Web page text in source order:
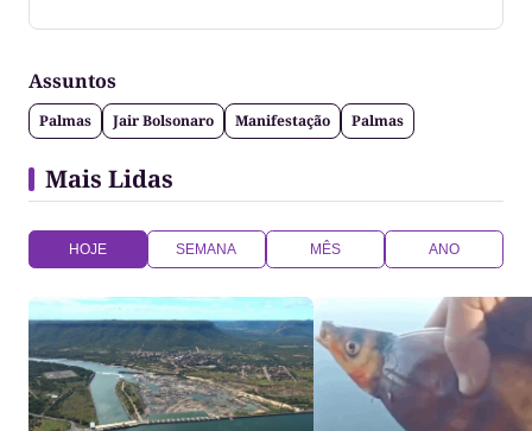
Tocantins
Assuntos
Palmas Jair Bolsonaro Manifestação Palmas
Mais Lidas
HOJE SEMANA MÊS ANO